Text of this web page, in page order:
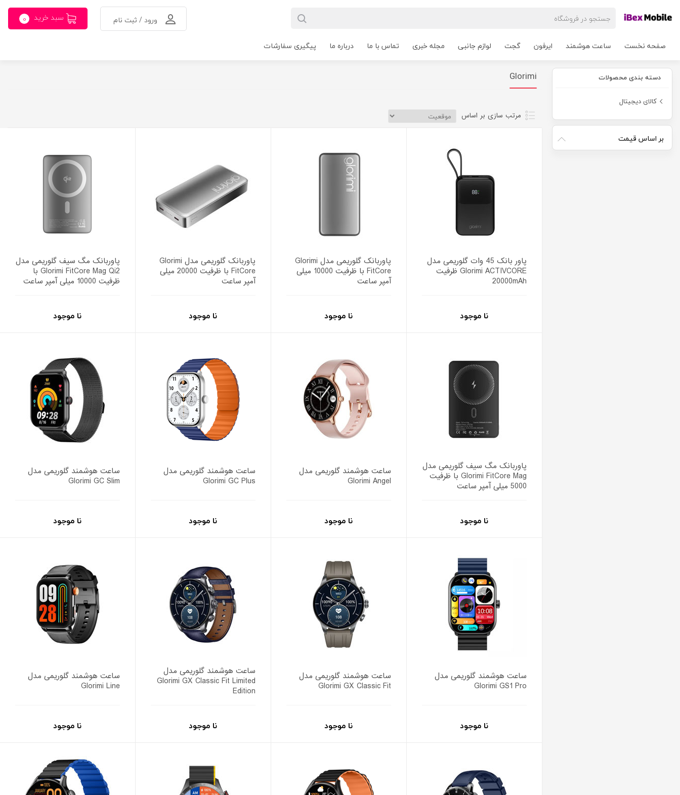
ورود / ثبت نام سبد خرید 0
صفحه نخست ساعت هوشمند ایرفون گجت لوازم جانبی مجله خبری تماس با ما درباره ما پیگیری سفارشات
دسته بندی محصولات
کالای دیجیتال
بر اساس قیمت
Glorimi
مرتب سازی بر اساس
پاور بانک 45 وات گلوریمی مدل
Glorimi ACTIVCORE ظرفیت
20000mAh
نا موجود
پاوربانک گلوریمی مدل Glorimi
FitCore با ظرفیت 10000 میلی
آمپر ساعت
نا موجود
پاوربانک گلوریمی مدل Glorimi
FitCore با ظرفیت 20000 میلی
آمپر ساعت
نا موجود
پاوربانک مگ سیف گلوریمی مدل
Glorimi FitCore Mag Qi2 با
ظرفیت 10000 میلی آمپر ساعت
نا موجود
پاوربانک مگ سیف گلوریمی مدل
Glorimi FitCore Mag با ظرفیت
5000 میلی آمپر ساعت
نا موجود
ساعت هوشمند گلوریمی مدل
Glorimi Angel
نا موجود
ساعت هوشمند گلوریمی مدل
Glorimi GC Plus
نا موجود
ساعت هوشمند گلوریمی مدل
Glorimi GC Slim
نا موجود
ساعت هوشمند گلوریمی مدل
Glorimi GS1 Pro
نا موجود
ساعت هوشمند گلوریمی مدل
Glorimi GX Classic Fit
نا موجود
ساعت هوشمند گلوریمی مدل
Glorimi GX Classic Fit Limited
Edition
نا موجود
ساعت هوشمند گلوریمی مدل
Glorimi Line
نا موجود